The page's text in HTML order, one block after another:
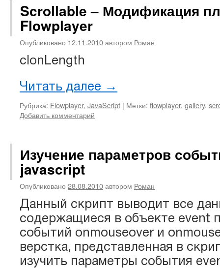
Scrollable – Модификация
Flowplayer
Опубликовано 12.11.2010автором Роман
clonLength
Читать далее →
Рубрика: Flowplayer, JavaScript | Метки: flowplayer, gallery,
Добавить комментарий
Изучение параметров
javascript
Опубликовано 28.08.2010автором Роман
Данный скрипт выводит все
содержащиеся в объекте event
событий onmouseover и
верстка, представленная в
изучить параметры события